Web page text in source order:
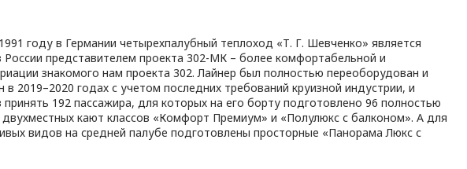
году в Германии четырехпалубный теплоход «Т. Г. Шевченко» является
представителем проекта 302-МК – более комфортабельной и
знакомого нам проекта 302. Лайнер был полностью переоборудован и
в 2019–2020 годах с учетом последних требований круизной индустрии, и
принять 192 пассажира, для которых на его борту подготовлено 96 полностью
кают классов «Комфорт Премиум» и «Полулюкс с балконом». А для
видов на средней палубе подготовлены просторные «Панорама Люкс с